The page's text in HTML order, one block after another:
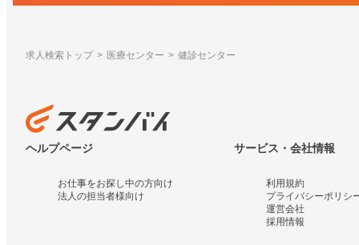
求人検索トップ 医療センター 健診センター
ヘルプページ
お仕事をお探し中の方向け
法人の担当者様向け
サービス・会社情報
利用規約
プライバシーポリシ
運営会社
採用情報